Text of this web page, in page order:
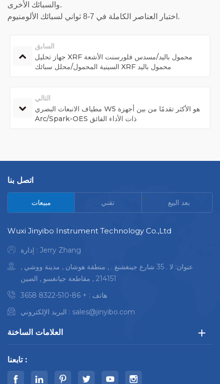
والسبائك الأخرى.
اختبار العناصر الكاملة في 7-8 ثواني لسبائك الألومنيوم.
السابق
جهاز تحليل XRF محمول باليد/مسدس فلورسنت الأشعة
السينية المحمول/محلل سبائك XRF محمول باليد
التالي
مطياف الانبعاث البصري W5 هو الأكثر تقدمًا من بين أجهزة
Arc/Spark-OES ذات الأداء الفائق
اتصل بنا
مبيعات تقني < بعد البيع
Wuxi Jinyibo Instrument Technology Co.,Ltd
إدارة : Jerry Zhang
عنوان: لا . 35 شارع جينغشنغ . , منطقة هوشان , مدينة ووشي ,
214151 , مقاطعة جيانغسو , الصين
هاتف : + 86-510-8322 3658
البريد الإلكتروني : sales@jinyibo.com
العلامات الساخنة
تابعنا :